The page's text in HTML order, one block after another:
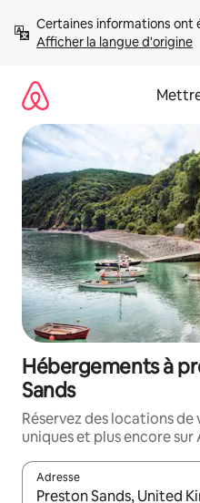
directement
Afficher la langue d'origine
Hébergements à
Sands
Réservez des locations de
uniques et plus encore sur
Adresse
Lorsque les résultats